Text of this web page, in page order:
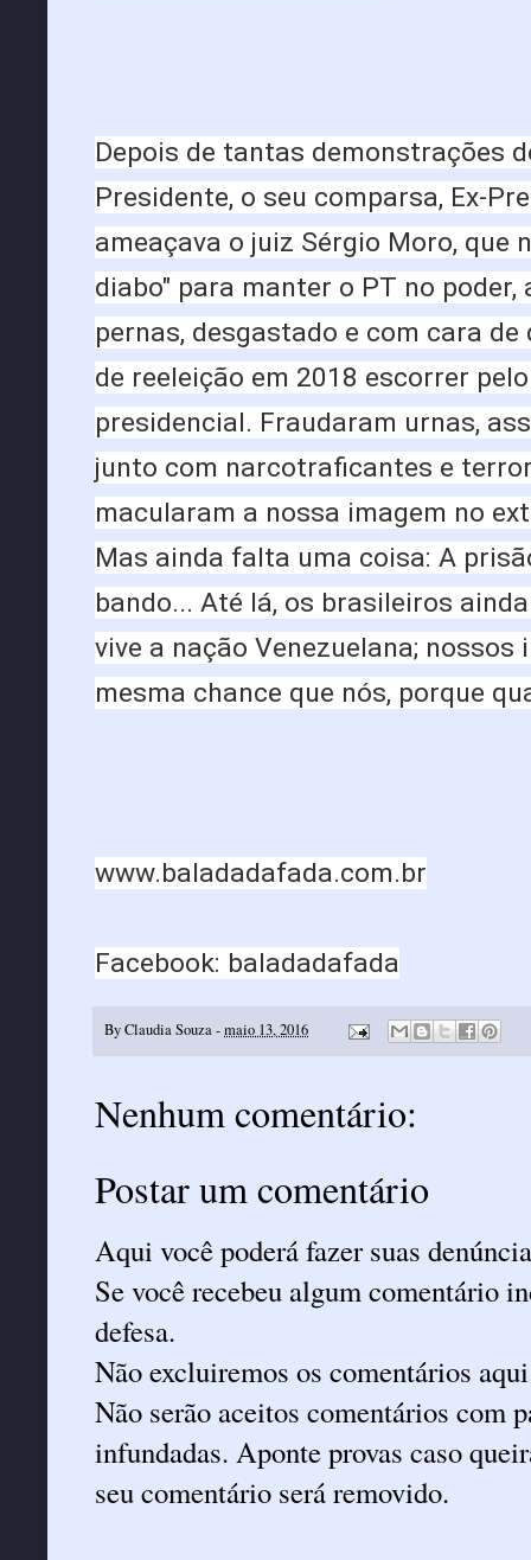
Depois de tantas demonstrações
Presidente, o seu comparsa, Ex-
ameaçava o juiz Sérgio Moro, que
diabo" para manter o PT no
pernas, desgastado e com cara
de reeleição em 2018 escorrer
presidencial. Fraudaram urnas,
junto com narcotraficantes e
macularam a nossa imagem no
Mas ainda falta uma coisa: A
bando... Até lá, os brasileiros
vive a nação Venezuelana;
mesma chance que nós, porque
www.baladadafada.com.br
Facebook: baladadafada
ByClaudia Souza-maio 13, 2016
Nenhum comentário:
Postar um comentário
Aqui você poderá fazer suas
Se você recebeu algum comentário
defesa.
Não excluiremos os comentários
Não serão aceitos comentários com
infundadas. Aponte provas caso
seu comentário será removido.